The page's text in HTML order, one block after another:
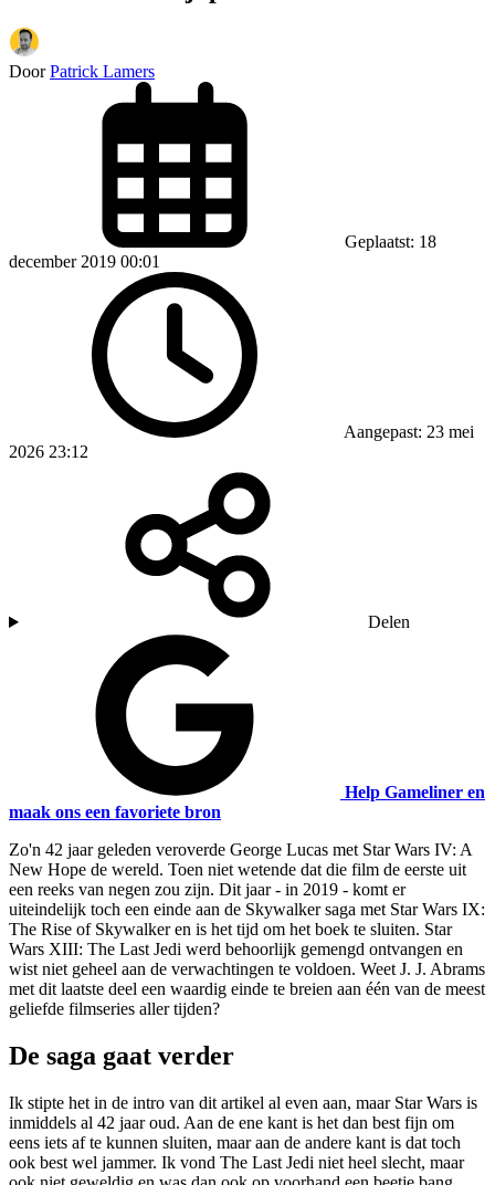
Door Patrick Lamers
Geplaatst: 18
december 2019 00:01
Aangepast: 23 mei
2026 23:12
Delen
Help Gameliner en
maak ons een favoriete bron
Zo'n 42 jaar geleden veroverde George Lucas met Star Wars IV: A
New Hope de wereld. Toen niet wetende dat die film de eerste uit
een reeks van negen zou zijn. Dit jaar - in 2019 - komt er
uiteindelijk toch een einde aan de Skywalker saga met Star Wars IX:
The Rise of Skywalker en is het tijd om het boek te sluiten. Star
Wars XIII: The Last Jedi werd behoorlijk gemengd ontvangen en
wist niet geheel aan de verwachtingen te voldoen. Weet J. J. Abrams
met dit laatste deel een waardig einde te breien aan één van de meest
geliefde filmseries aller tijden?
De saga gaat verder
Ik stipte het in de intro van dit artikel al even aan, maar Star Wars is
inmiddels al 42 jaar oud. Aan de ene kant is het dan best fijn om
eens iets af te kunnen sluiten, maar aan de andere kant is dat toch
ook best wel jammer. Ik vond The Last Jedi niet heel slecht, maar